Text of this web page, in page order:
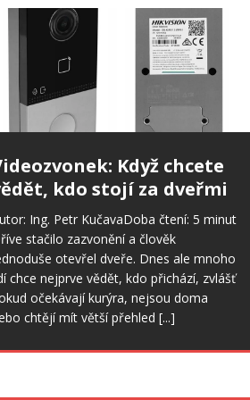
Když chcete
kdo stojí za dveřmi
Ing. Petr KučavaDoba čtení: 5 minut
stačilo zazvonění a člověk
otevřel dveře. Dnes ale mnoho
chce nejprve vědět, kdo přichází, zvlášť
očekávají kurýra, nejsou doma
chtějí mít větší přehled [...]